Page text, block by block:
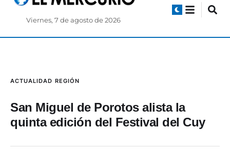
Viernes, 7 de agosto de 2026
ACTUALIDAD REGIÓN
San Miguel de Porotos alista la
quinta edición del Festival del Cuy